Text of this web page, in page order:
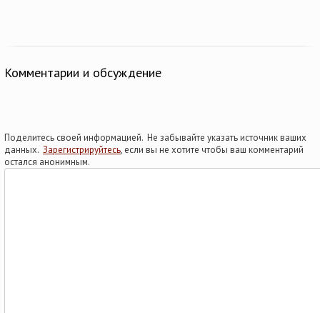
Комментарии и обсуждение
Поделитесь своей информацией. Не забывайте указать источник ваших
данных. Зарегистрируйтесь, если вы не хотите чтобы ваш комментарий
остался анонимным.